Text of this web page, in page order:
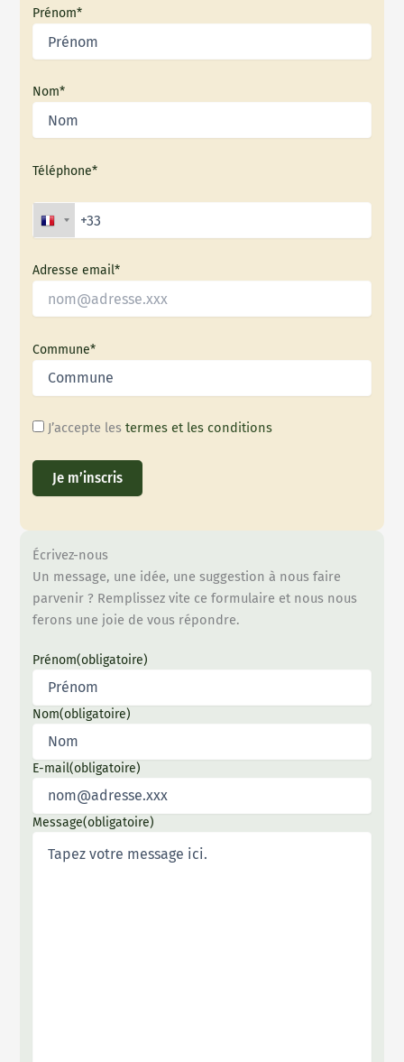
Prénom*
Nom*
Téléphone*
Adresse email*
Commune*
J’accepte lestermes et les conditions
Écrivez-nous
Un message, une idée, une suggestion à nous faire
parvenir ? Remplissez vite ce formulaire et nous nous
ferons une joie de vous répondre.
Prénom(obligatoire)
Nom(obligatoire)
E-mail(obligatoire)
Message(obligatoire)